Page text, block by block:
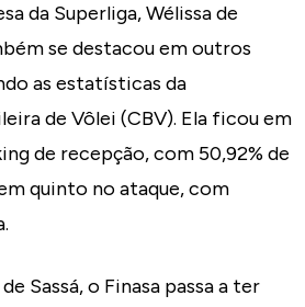
da Superliga, Wélissa de
se destacou em outros
as estatísticas da
de Vôlei (CBV). Ela ficou em
de recepção, com 50,92% de
quinto no ataque, com
Sassá, o Finasa passa a ter